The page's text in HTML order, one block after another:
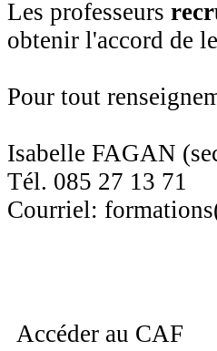
Les professeurs
obtenir l'accord de
Pour tout
Isabelle FAGAN
Tél. 085 27 13 71
Courriel:
Accéder au CAF